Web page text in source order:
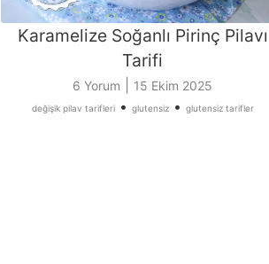
Karamelize Soğanlı Pirinç Pilavı
Tarifi
6 Yorum 15 Ekim 2025
değişik pilav tarifleri• glutensiz• glutensiz tarifler